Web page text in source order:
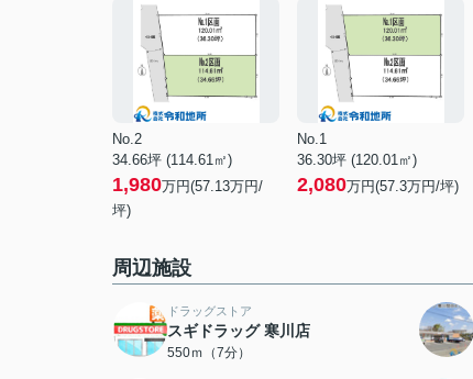
No.2
34.66坪 (114.61㎡)
1,980万円(57.13万円/
坪)
No.1
36.30坪 (120.01㎡)
2,080万円(57.3万円/坪)
周辺施設
ドラッグストア
スギドラッグ 寒川店
550ｍ（7分）